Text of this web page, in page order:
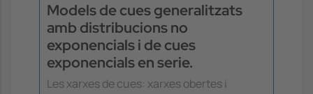
Models de cues generalitzats
amb distribucions no
exponencials i de cues
exponencials en serie.
Les xarxes de cues: xarxes obertes i